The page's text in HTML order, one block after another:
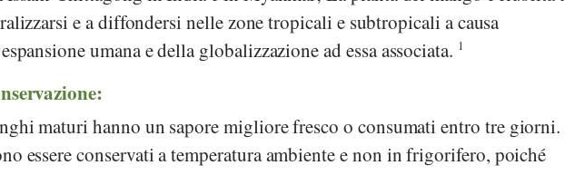
e a diffondersi nelle zone tropicali e subtropicali a causa
umana e della globalizzazione ad essa associata. 1
maturi hanno un sapore migliore fresco o consumati entro tre
essere conservati a temperatura ambiente e non in frigorifero, poiché